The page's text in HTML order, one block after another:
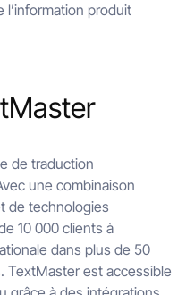
produit
de traduction
une combinaison
de technologies
10 000 clients à
dans plus de 50
TextMaster est accessible